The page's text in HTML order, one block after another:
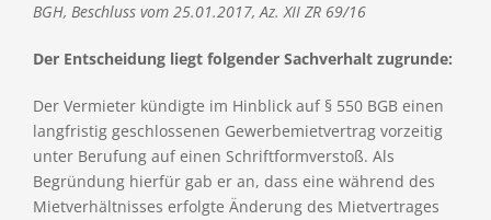
BGH, Beschluss vom 25.01.2017, Az. XII ZR 69/16
Der Entscheidung liegt folgender Sachverhalt zugrunde:
Der Vermieter kündigte im Hinblick auf § 550 BGB einen
langfristig geschlossenen Gewerbemietvertrag vorzeitig
unter Berufung auf einen Schriftformverstoß. Als
Begründung hierfür gab er an, dass eine während des
Mietverhältnisses erfolgte Änderung des Mietvertrages